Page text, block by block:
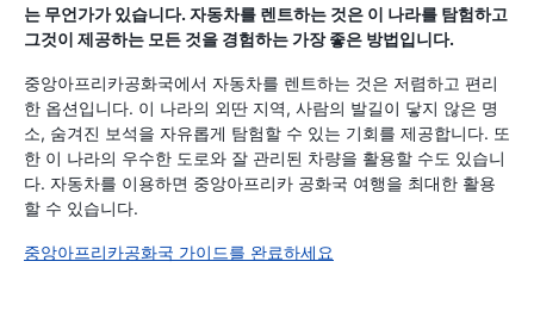
는 무언가가 있습니다. 자동차를 렌트하는 것은 이 나라를 탐험하고
그것이 제공하는 모든 것을 경험하는 가장 좋은 방법입니다.
중앙아프리카공화국에서 자동차를 렌트하는 것은 저렴하고 편리
한 옵션입니다. 이 나라의 외딴 지역, 사람의 발길이 닿지 않은 명
소, 숨겨진 보석을 자유롭게 탐험할 수 있는 기회를 제공합니다. 또
한 이 나라의 우수한 도로와 잘 관리된 차량을 활용할 수도 있습니
다. 자동차를 이용하면 중앙아프리카 공화국 여행을 최대한 활용
할 수 있습니다.
중앙아프리카공화국 가이드를 완료하세요